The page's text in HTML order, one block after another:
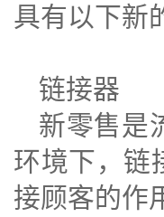
具有以下新
链接器
新零售是
环境下，链
接顾客的作